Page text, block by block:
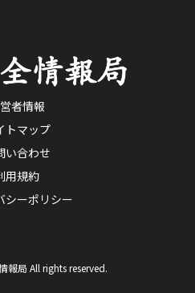
者情報
トマップ
い合わせ
用規約
シーポリシー
報局 All rights reserved.